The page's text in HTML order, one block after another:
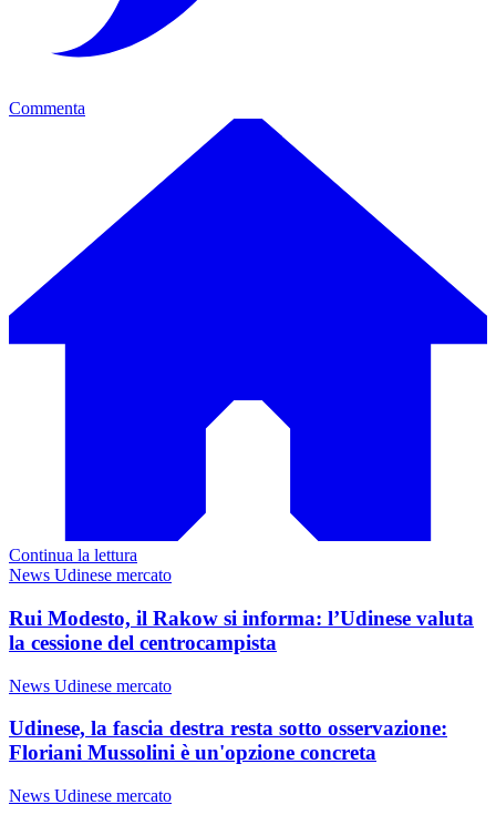
Commenta
Continua la lettura
News Udinese mercato
Rui Modesto, il Rakow si informa: l’Udinese valuta
la cessione del centrocampista
News Udinese mercato
Udinese, la fascia destra resta sotto osservazione:
Floriani Mussolini è un'opzione concreta
News Udinese mercato